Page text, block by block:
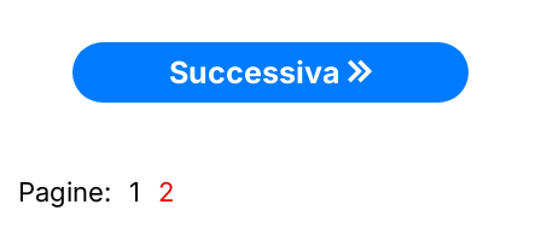
Successiva
Pagine: 1 2